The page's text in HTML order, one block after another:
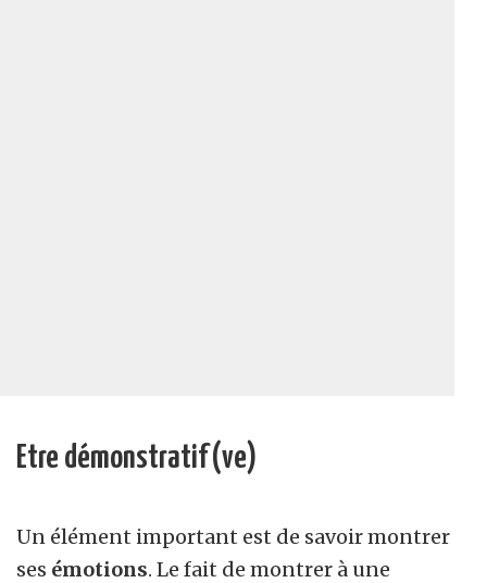
Etre démonstratif(ve)
Un élément important est de savoir montrer
ses émotions. Le fait de montrer à une